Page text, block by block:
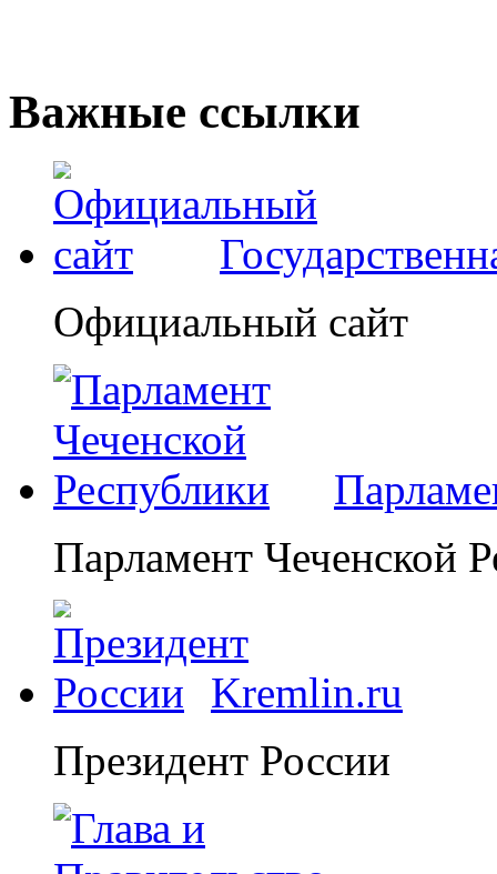
Важные ссылки
Официальный сайт
Парламент Чеченской
Kremlin.ru
Президент России